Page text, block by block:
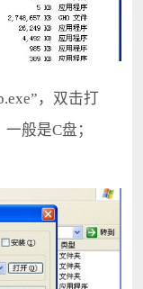
，双击打
般是C盘；